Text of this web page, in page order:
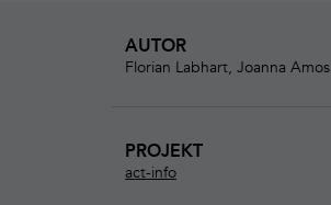
AUTOR
Florian Labhart, Joanna Amos
PROJEKT
act-info